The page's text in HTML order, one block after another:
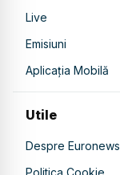
Live
Emisiuni
Aplicația Mobilă
Utile
Despre Euronews